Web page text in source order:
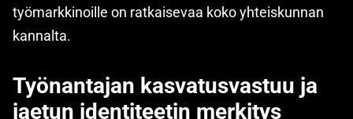
työmarkkinoille on ratkaisevaa koko yhteiskunnan
kannalta.
Työnantajan kasvatusvastuu ja
jaetun identiteetin merkitys